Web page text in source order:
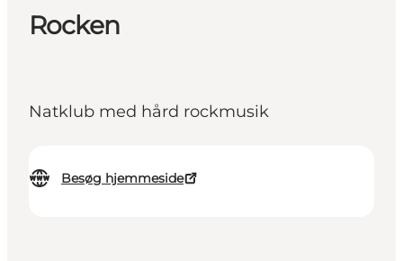
Rocken
Natklub med hård rockmusik
Besøg hjemmeside